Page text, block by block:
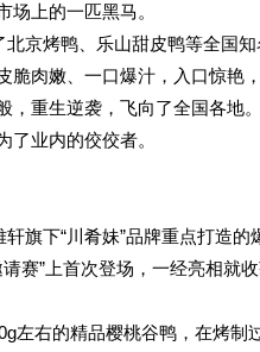
场上的一匹黑马。
北京烤鸭、乐山甜皮鸭等全国
脆肉嫩、一口爆汁，入口惊
，重生逆袭，飞向了全国各地
了业内的佼佼者。
轩旗下“川肴妹”品牌重点打造
赛”上首次登场，一经亮相
左右的精品樱桃谷鸭，在烤